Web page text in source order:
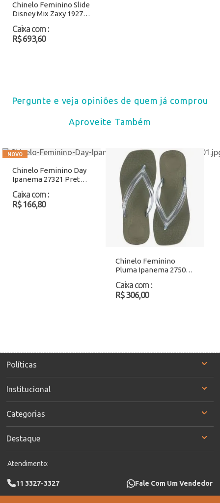
Chinelo Feminino Slide
Disney Mix Zaxy 19271
Caixa com :
R$ 693,60
Pergunte e veja opiniões de quem já comprou
Aproveite Também
Chinelo Feminino Day
Ipanema 27321 Preto
Caixa com :
R$ 166,80
Chinelo Feminino
Pluma Ipanema 27507
Caixa com :
R$ 306,00
Políticas
Institucional
Categorias
Destaque
Atendimento:
11 3327-3327 Fale Com Um Vendedor